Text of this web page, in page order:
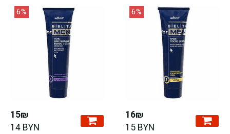
6%
15₪
14 BYN
6%
16₪
15 BYN